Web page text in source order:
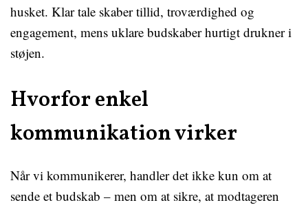
husket. Klar tale skaber tillid, troværdighed og
engagement, mens uklare budskaber hurtigt drukner i
støjen.
Hvorfor enkel
kommunikation virker
Når vi kommunikerer, handler det ikke kun om at
sende et budskab – men om at sikre, at modtageren